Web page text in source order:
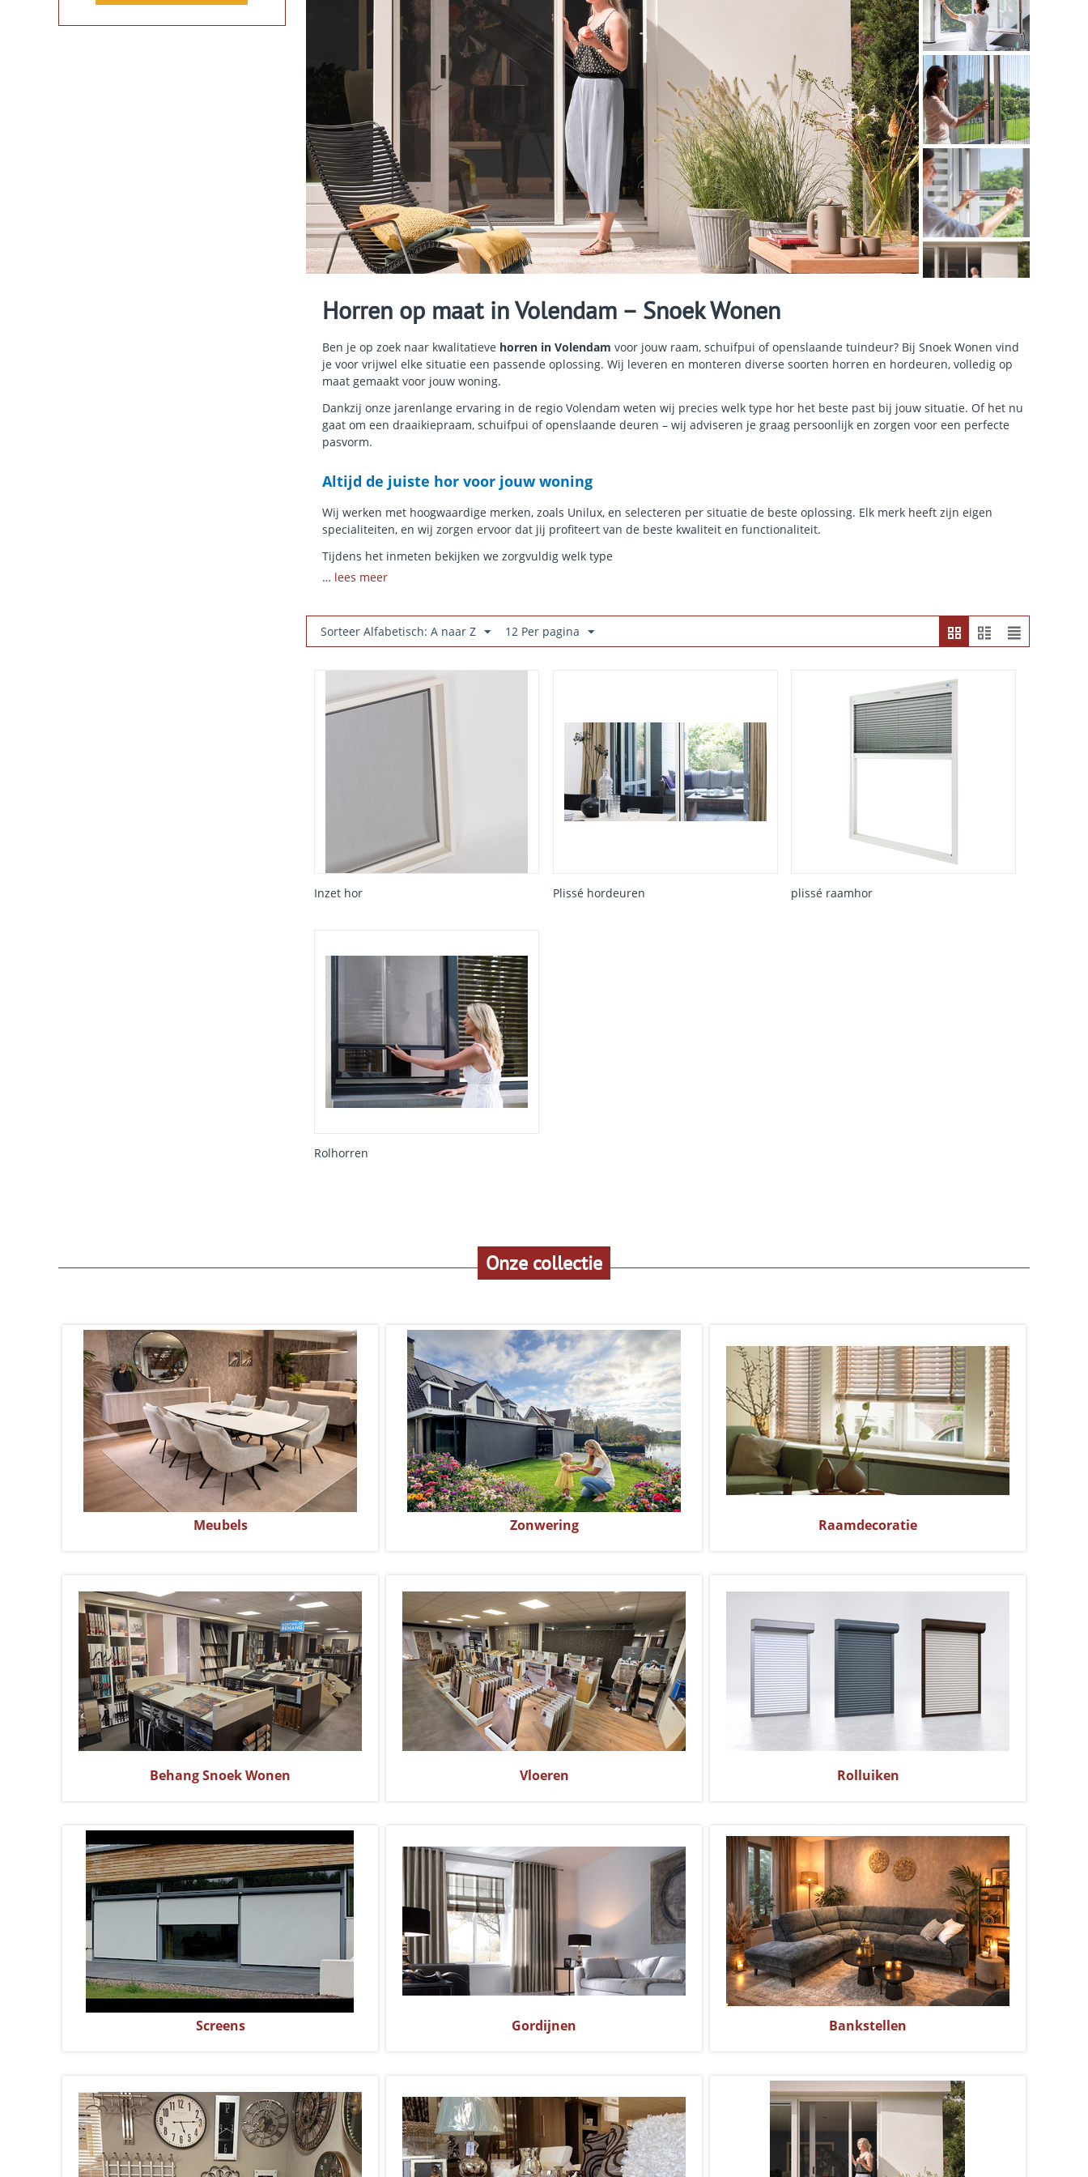
Horren op maat in Volendam – Snoek Wonen
Ben je op zoek naar kwalitatieve horren in Volendam voor jouw raam, schuifpui of openslaande tuindeur? Bij Snoek Wonen vind
je voor vrijwel elke situatie een passende oplossing. Wij leveren en monteren diverse soorten horren en hordeuren, volledig op
maat gemaakt voor jouw woning.
Dankzij onze jarenlange ervaring in de regio Volendam weten wij precies welk type hor het beste past bij jouw situatie. Of het nu
gaat om een draaikiepraam, schuifpui of openslaande deuren – wij adviseren je graag persoonlijk en zorgen voor een perfecte
pasvorm.
Altijd de juiste hor voor jouw woning
Wij werken met hoogwaardige merken, zoals Unilux, en selecteren per situatie de beste oplossing. Elk merk heeft zijn eigen
specialiteiten, en wij zorgen ervoor dat jij profiteert van de beste kwaliteit en functionaliteit.
Tijdens het inmeten bekijken we zorgvuldig welk type
… lees meer
Sorteer Alfabetisch: A naar Z 12 Per pagina
Inzet hor Plissé hordeuren plissé raamhor
Rolhorren
Onze collectie
Meubels Zonwering Raamdecoratie
Behang Snoek Wonen Vloeren Rolluiken
Screens Gordijnen Bankstellen